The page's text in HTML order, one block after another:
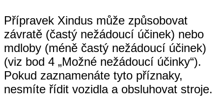
Přípravek Xindus může způsobovat
závratě (častý nežádoucí účinek) nebo
mdloby (méně častý nežádoucí účinek)
(viz bod 4 „Možné nežádoucí účinky“).
Pokud zaznamenáte tyto příznaky,
nesmíte řídit vozidla a obsluhovat stroje.